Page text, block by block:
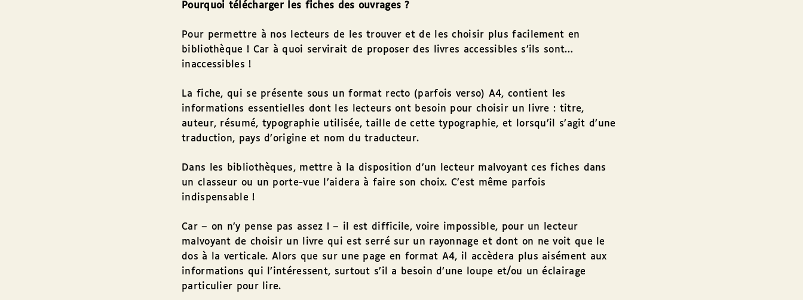
Pourquoi télécharger les fiches des ouvrages ?
Pour permettre à nos lecteurs de les trouver et de les choisir plus facilement en
bibliothèque ! Car à quoi servirait de proposer des livres accessibles s’ils sont…
inaccessibles !
La fiche, qui se présente sous un format recto (parfois verso) A4, contient les
informations essentielles dont les lecteurs ont besoin pour choisir un livre : titre,
auteur, résumé, typographie utilisée, taille de cette typographie, et lorsqu’il s’agit d’une
traduction, pays d’origine et nom du traducteur.
Dans les bibliothèques, mettre à la disposition d’un lecteur malvoyant ces fiches dans
un classeur ou un porte-vue l’aidera à faire son choix. C’est même parfois
indispensable !
Car – on n’y pense pas assez ! – il est difficile, voire impossible, pour un lecteur
malvoyant de choisir un livre qui est serré sur un rayonnage et dont on ne voit que le
dos à la verticale. Alors que sur une page en format A4, il accèdera plus aisément aux
informations qui l’intéressent, surtout s’il a besoin d’une loupe et/ou un éclairage
particulier pour lire.